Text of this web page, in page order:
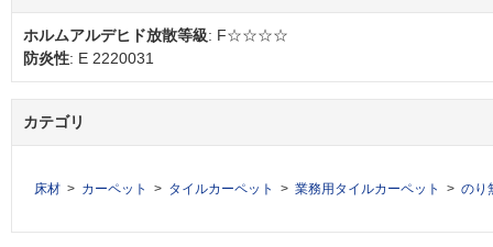
ホルムアルデヒド放散等級: F☆☆☆☆
防炎性: E 2220031
カテゴリ
床材 カーペット タイルカーペット 業務用タイルカーペット のり